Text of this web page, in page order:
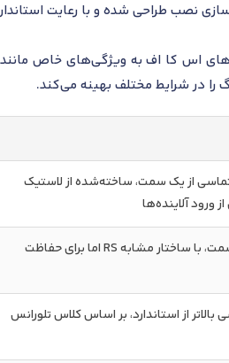
نصب طراحی شده و با رعایت
اس کا اف به ویژگی‌های خاص
را در شرایط مختلف بهینه می‌کند.
از یک سمت، ساخته‌شده از لاستیک
ورود آلاینده‌ها
آب‌بند تماسی از دو سمت، با ساختار مشابه RS اما برای حفاظت
از استاندارد، بر اساس کلاس تلورانس